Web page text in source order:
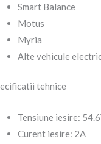
Smart Balance
Motus
Myria
Alte vehicule
tehnice
Tensiune iesire:
Curent iesire: 2A